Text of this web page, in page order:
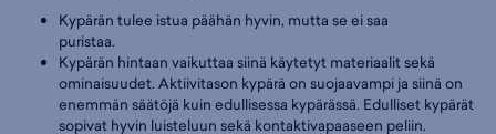
Kypärän tulee istua päähän hyvin, mutta se ei saa
puristaa.
Kypärän hintaan vaikuttaa siinä käytetyt materiaalit sekä
ominaisuudet. Aktiivitason kypärä on suojaavampi ja siinä on
enemmän säätöjä kuin edullisessa kypärässä. Edulliset kypärät
sopivat hyvin luisteluun sekä kontaktivapaaseen peliin.